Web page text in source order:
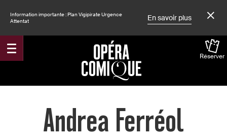
Information importante : Plan Vigipirate Urgence
Attentat
En savoir plus
Réserver
Accueil
Andrea Ferréol